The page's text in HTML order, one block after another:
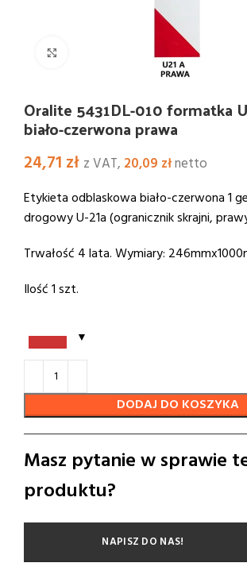
Kliknij i powiększ
Oralite 5431DL-010 formatka
biało-czerwona prawa
24,71 zł z VAT, 20,09 złnetto
Etykieta odblaskowa biało-czerwona 1
drogowy U-21a (ogranicznik skrajni,
Trwałość 4 lata. Wymiary:
Ilość 1 szt.
DODAJ DO KOSZYKA
Masz pytanie w sprawie
produktu?
NAPISZ DO NAS!